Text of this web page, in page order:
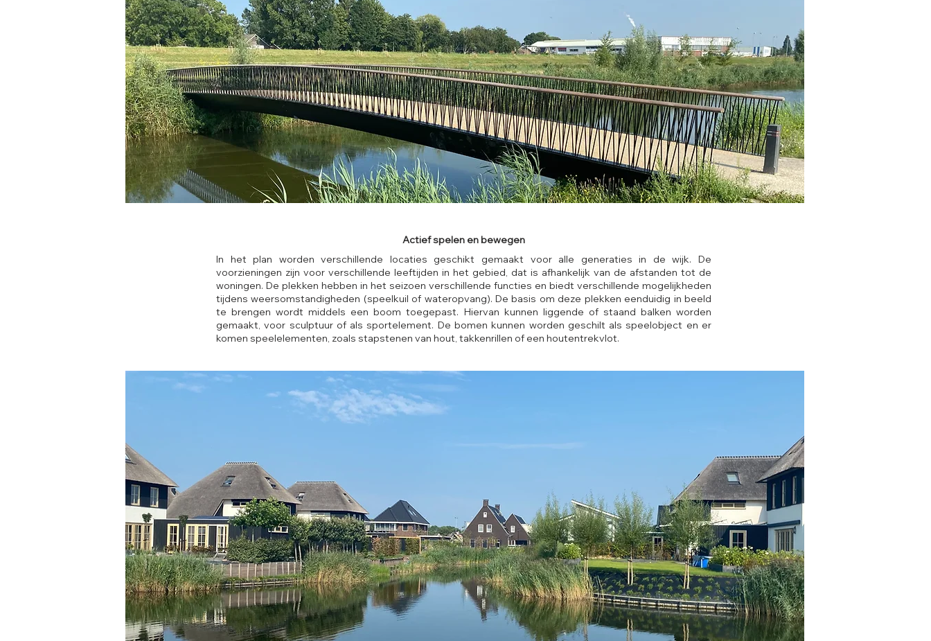
Actief spelen en bewegen
In het plan worden verschillende locaties geschikt gemaakt voor alle generaties in de wijk. De
voorzieningen zijn voor verschillende leeftijden in het gebied, dat is afhankelijk van de afstanden tot de
woningen. De plekken hebben in het seizoen verschillende functies en biedt verschillende mogelijkheden
tijdens weersomstandigheden (speelkuil of wateropvang). De basis om deze plekken eenduidig in beeld
te brengen wordt middels een boom toegepast. Hiervan kunnen liggende of staand balken worden
gemaakt, voor sculptuur of als sportelement. De bomen kunnen worden geschilt als speelobject en er
komen speelelementen, zoals stapstenen van hout, takkenrillen of een houtentrekvlot.